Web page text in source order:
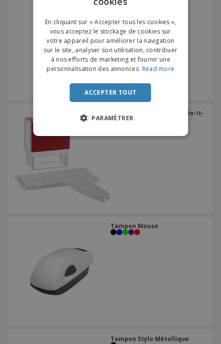
Tampon d'Assemblage (Do-It-
Yourself)
Tampon Mouse
Tampon Stylo Métallique
DUTCH
PORTUGUESE
SPANISH
ITALIAN
En cliquant sur « Accepter tous les cookies »,
vous acceptez le stockage de cookies sur
votre appareil pour améliorer la navigation
sur le site, analyser son utilisation, contribuer
à nos efforts de marketing et fournir une
personnalisation des annonces. Read more
ACCEPTER TOUT
PARAMÉTRER